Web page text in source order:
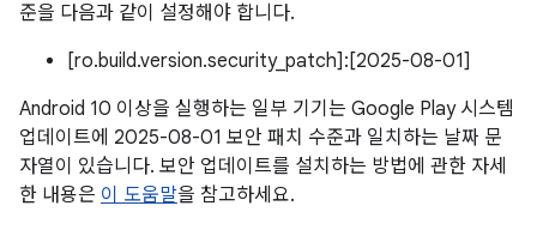
준을 다음과 같이 설정해야 합니다.
[ro.build.version.security_patch]:[2025-08-01]
Android 10 이상을 실행하는 일부 기기는 Google Play 시스템
업데이트에 2025-08-01 보안 패치 수준과 일치하는 날짜 문
자열이 있습니다. 보안 업데이트를 설치하는 방법에 관한 자세
한 내용은 이 도움말을 참고하세요.